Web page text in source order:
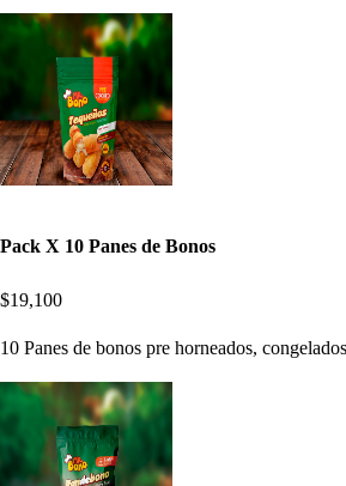
Pack X 10 Panes de Bonos
$19,100
10 Panes de bonos pre horneados,